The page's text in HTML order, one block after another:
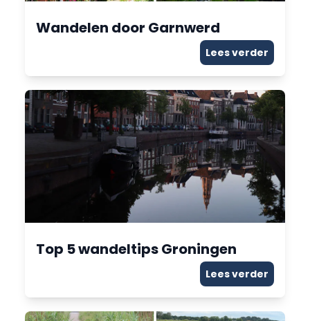
Wandelen door Garnwerd
Lees verder
Top 5 wandeltips Groningen
Lees verder